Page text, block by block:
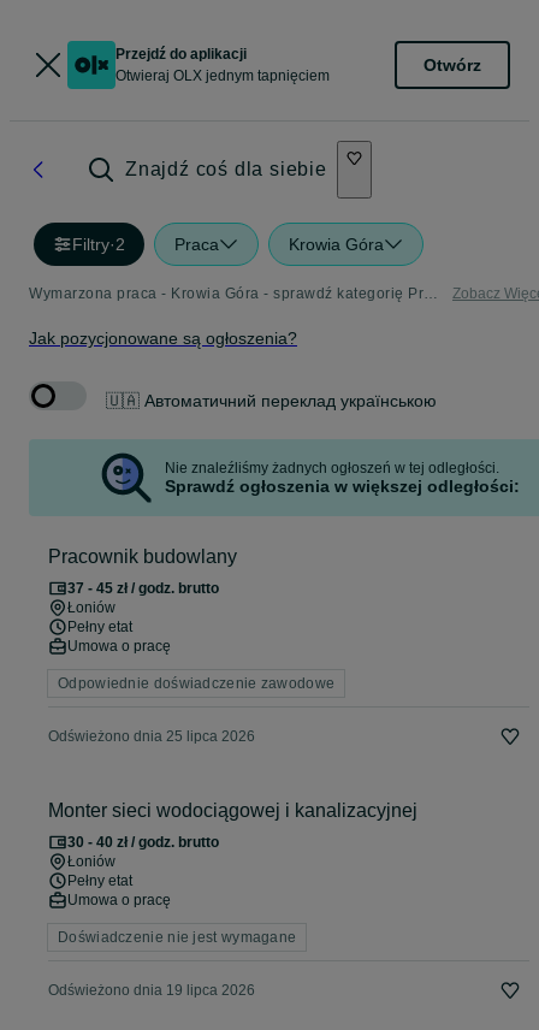
Przejdź do aplikacji
Otwieraj OLX jednym tapnięciem
Otwórz
Znajdź coś dla siebie
Filtry·2 Praca Krowia Góra
Wymarzona praca - Krowia Góra - sprawdź kategorię Praca Zobacz
Jak pozycjonowane są ogłoszenia?
🇺🇦 Автоматичний переклад українською
Nie znaleźliśmy żadnych ogłoszeń w tej odległości.
Sprawdź ogłoszenia w większej odległości:
Pracownik budowlany
37 - 45 zł / godz. brutto
Łoniów
Pełny etat
Umowa o pracę
Odpowiednie doświadczenie zawodowe
Odświeżono dnia 25 lipca 2026
Monter sieci wodociągowej i kanalizacyjnej
30 - 40 zł / godz. brutto
Łoniów
Pełny etat
Umowa o pracę
Doświadczenie nie jest wymagane
Odświeżono dnia 19 lipca 2026